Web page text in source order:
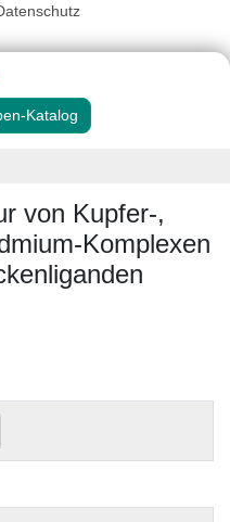
Katalog
von Kupfer-,
Komplexen